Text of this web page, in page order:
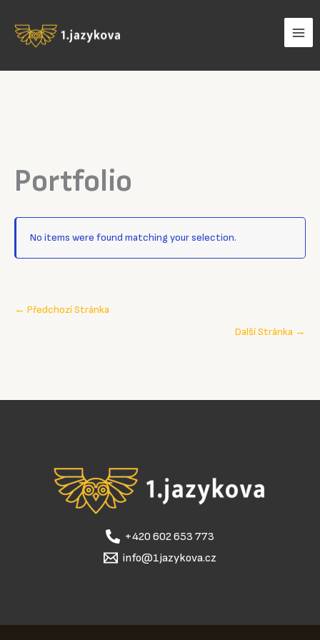
obsah
Portfolio
No items were found matching your selection.
← Předchozí Stránka
Další Stránka →
+420 602 653 773
info@1jazykova.cz